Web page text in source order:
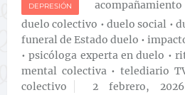
DEPRESIÓN
duelo colectivo • duelo social •
funeral de Estado duelo •
•psicóloga experta en duelo •
mental colectiva•telediario
colectivo
2 febrero, 2026